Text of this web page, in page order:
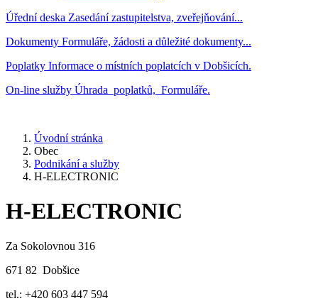
Úřední deska Zasedání zastupitelstva, zveřejňování...
Dokumenty Formuláře, žádosti a důležité dokumenty...
Poplatky Informace o místních poplatcích v Dobšicích.
On-line služby Úhrada poplatků, Formuláře.
Úvodní stránka
Obec
Podnikání a služby
H-ELECTRONIC
H-ELECTRONIC
Za Sokolovnou 316
671 82 Dobšice
tel.: +420 603 447 594